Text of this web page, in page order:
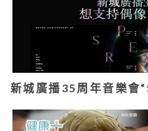
新城廣播35周年音樂